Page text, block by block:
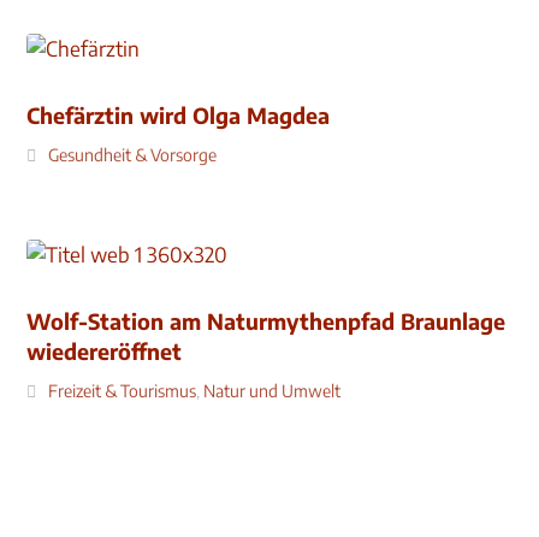
Chefärztin wird Olga Magdea
Gesundheit & Vorsorge
Wolf-Station am Naturmythenpfad Braunlage
wiedereröffnet
Freizeit & Tourismus, Natur und Umwelt